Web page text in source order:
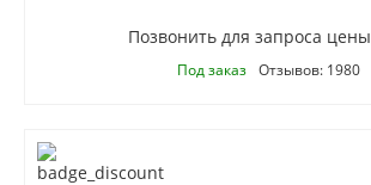
Позвонить для запроса цены
Под заказ Отзывов: 1980